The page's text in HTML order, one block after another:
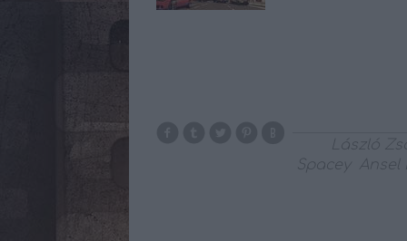
László
Spacey
Ansel